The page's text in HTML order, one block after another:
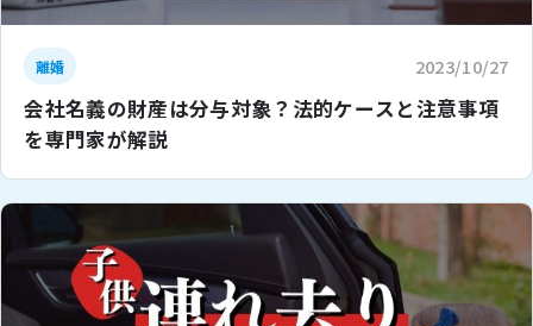
離婚 2023/10/27
会社名義の財産は分与対象？法的ケースと注意事項
を専門家が解説